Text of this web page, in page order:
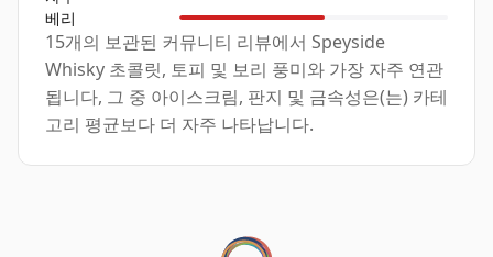
베리
15개의 보관된 커뮤니티 리뷰에서 Speyside
Whisky 초콜릿, 토피 및 보리 풍미와 가장 자주 연관
됩니다, 그 중 아이스크림, 판지 및 금속성은(는) 카테
고리 평균보다 더 자주 나타납니다.